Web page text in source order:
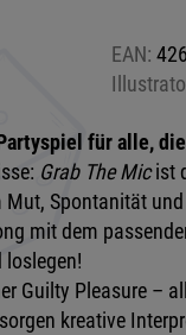
EAN:
für alle,
Grab The Micist
Spontanität
mit dem
loslegen!
Guilty Pleasure –
kreative